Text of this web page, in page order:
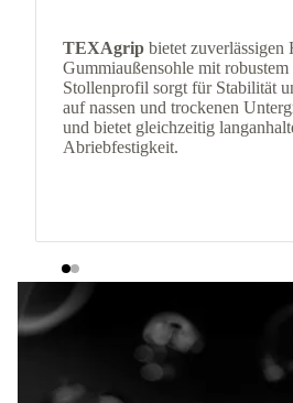
TEXAgrip bietet zuverlässigen
Gummiaußensohle mit robustem
Stollenprofil sorgt für Stabilität
auf nassen und trockenen
und bietet gleichzeitig
Abriebfestigkeit.